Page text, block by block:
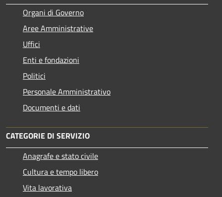
Organi di Governo
Aree Amministrative
Uffici
Enti e fondazioni
Politici
Personale Amministrativo
Documenti e dati
CATEGORIE DI SERVIZIO
Anagrafe e stato civile
Cultura e tempo libero
Vita lavorativa